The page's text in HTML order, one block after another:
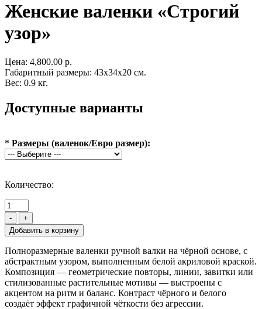
Женские валенки «Строгий
узор»
Цена: 4,800.00 р.
Габаритный размеры: 43x34x20 см.
Вес: 0.9 кг.
Доступные варианты
* Размеры (валенок/Евро размер):
Количество:
- +
Полноразмерные валенки ручной валки на чёрной основе, с
абстрактным узором, выполненным белой акриловой краской.
Композиция — геометрические повторы, линии, завитки или
стилизованные растительные мотивы — выстроены с
акцентом на ритм и баланс. Контраст чёрного и белого
создаёт эффект графичной чёткости без агрессии.